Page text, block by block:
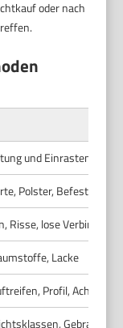
oder nach
und Einrasten
Polster,
Risse, lose
Lacke
Profil, Achsen